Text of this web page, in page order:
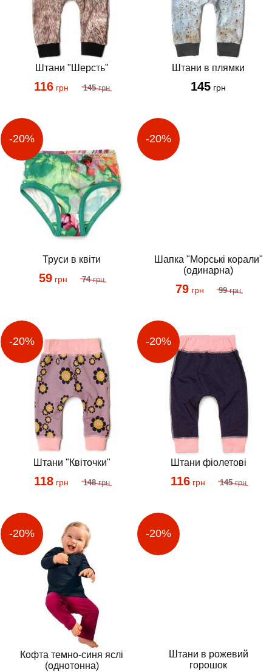
Штани "Шерсть"
116грн 145грн
Штани в плямки
145 грн
Труси в квіти
59 грн 74грн
Шапка "Морські корали"
(одинарна)
79 грн 99грн
Штани "Квіточки"
118грн 148грн
Штани фіолетові
116грн 145грн
Кофта темно-синя яслі
(однотонна)
Штани в рожевий
горошок